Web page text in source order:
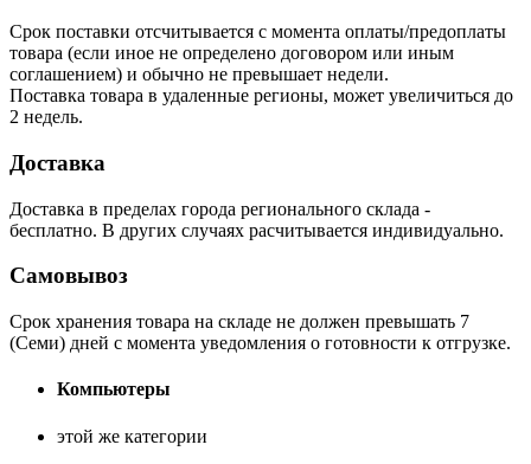
Срок поставки отсчитывается с момента оплаты/предоплаты
товара (если иное не определено договором или иным
соглашением) и обычно не превышает недели.
Поставка товара в удаленные регионы, может увеличиться до
2 недель.
Доставка
Доставка в пределах города регионального склада -
бесплатно. В других случаях расчитывается индивидуально.
Самовывоз
Срок хранения товара на складе не должен превышать 7
(Семи) дней с момента уведомления о готовности к отгрузке.
Компьютеры
этой же категории